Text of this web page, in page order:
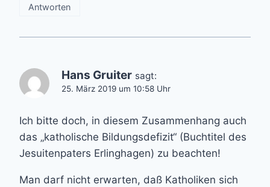
Antworten
Hans Gruiter sagt:
25. März 2019 um 10:58 Uhr
Ich bitte doch, in diesem Zusammenhang auch
das „katholische Bildungsdefizit“ (Buchtitel des
Jesuitenpaters Erlinghagen) zu beachten!
Man darf nicht erwarten, daß Katholiken sich